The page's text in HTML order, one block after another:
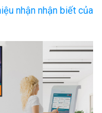
nhận nhận biết của